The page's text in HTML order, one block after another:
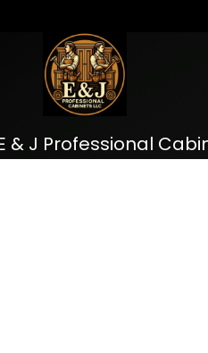
& J Professional